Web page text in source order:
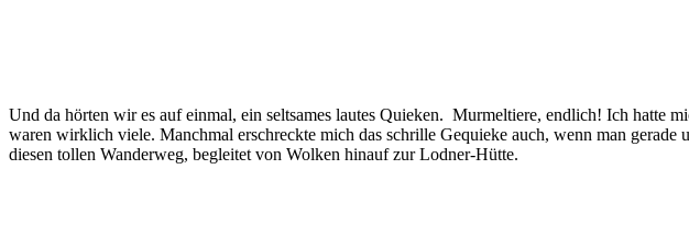
Und da hörten wir es auf einmal, ein seltsames lautes Quieken. Murmeltiere, endlich! Ich hatte
waren wirklich viele. Manchmal erschreckte mich das schrille Gequieke auch, wenn man
diesen tollen Wanderweg, begleitet von Wolken hinauf zur Lodner-Hütte.